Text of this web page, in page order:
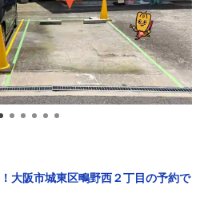
大阪市城東区鴫野西２丁目の予約で